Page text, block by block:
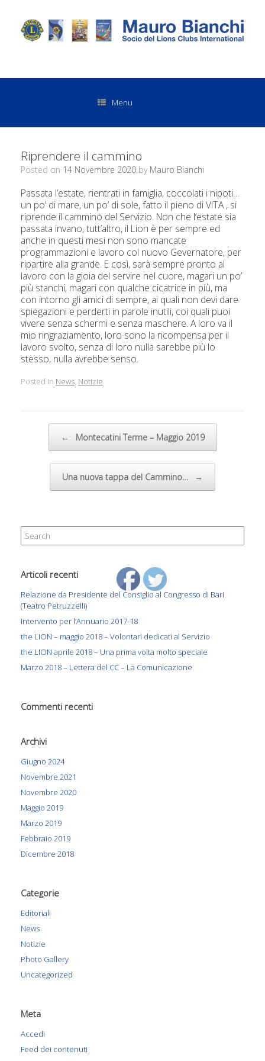
Menu
Riprendere il cammino
Posted on 14 Novembre 2020 by Mauro Bianchi
Passata l’estate, rientrati in famiglia, coccolati i nipoti…
un po’ di mare, un po’ di sole, fatto il pieno di VITA , si
riprende il cammino del Servizio. Non che l’estate sia
passata invano, tutt’altro, il Lion è per sempre ed
anche in questi mesi non sono mancate
programmazioni e lavoro col nuovo Gevernatore, per
ripartire alla grande. E così, sarà sempre pronto al
lavoro con la gioia del servire nel cuore, magari un po’
più stanchi, magari con qualche cicatrice in più, ma
con intorno gli amici di sempre, ai quali non devi dare
spiegazioni e perderti in parole inutili, coi quali puoi
vivere senza schermi e senza maschere. A loro va il
mio ringraziamento, loro sono la ricompensa per il
lavoro svolto, senza di loro nulla sarebbe più lo
stesso, nulla avrebbe senso.
Posted in News, Notizie.
← Montecatini Terme – Maggio 2019
Una nuova tappa del Cammino… →
Search
for:
Articoli recenti
Relazione da Presidente del Consiglio al Congresso di Bari
(Teatro Petruzzelli)
Intervento per l’Annuario 2017-18
the LION – maggio 2018 – Volontari dedicati al Servizio
the LION aprile 2018 – Una prima volta molto speciale
Marzo 2018 – Lettera del CC – La Comunicazione
Commenti recenti
Archivi
Giugno 2024
Novembre 2021
Novembre 2020
Maggio 2019
Marzo 2019
Febbraio 2019
Dicembre 2018
Categorie
Editoriali
News
Notizie
Photo Gallery
Uncategorized
Meta
Accedi
Feed dei contenuti